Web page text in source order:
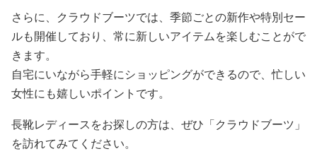
さらに、クラウドブーツでは、季節ごとの新作や特別セー
ルも開催しており、常に新しいアイテムを楽しむことがで
きます。
自宅にいながら手軽にショッピングができるので、忙しい
女性にも嬉しいポイントです。
長靴レディースをお探しの方は、ぜひ「クラウドブーツ」
を訪れてみてください。